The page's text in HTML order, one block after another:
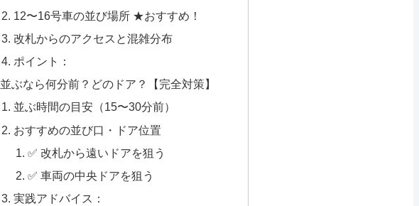
12〜16号車の並び場所 ★おすすめ！
改札からのアクセスと混雑分布
ポイント：
並ぶなら何分前？どのドア？【完全対策】
並ぶ時間の目安（15〜30分前）
おすすめの並び口・ドア位置
✅ 改札から遠いドアを狙う
✅ 車両の中央ドアを狙う
実践アドバイス：